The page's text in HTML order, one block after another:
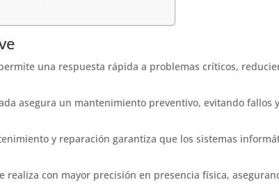
una respuesta rápida a problemas críticos,
asegura un mantenimiento preventivo, evitando fallos
y reparación garantiza que los sistemas
realiza con mayor precisión en presencia física,